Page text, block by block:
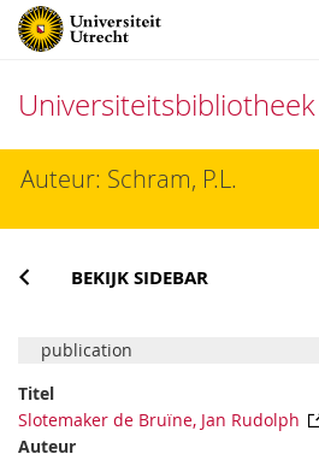
Universiteitsbibliotheek
naarAuteur: Schram, P.L.
BEKIJK SIDEBAR
publication
Titel
Slotemaker de Bruïne, Jan Rudolph
Auteur